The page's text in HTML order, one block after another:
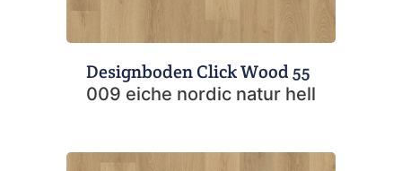
Designboden Click Wood 55
009 eiche nordic natur hell